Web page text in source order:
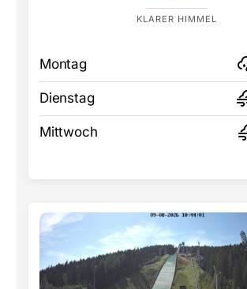
KLARER HIMMEL
Montag
Dienstag
Mittwoch